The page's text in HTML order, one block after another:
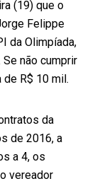
(19) que o
Felippe
da Olimpíada,
não cumprir
de R$ 10 mil.
da
de 2016, a
a 4, os
vereador